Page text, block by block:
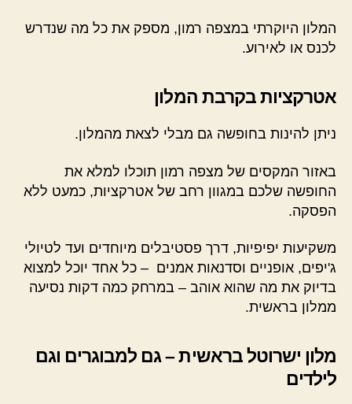
המלון היוקרתי במצפה רמון, מספק את כל מה שנדרש
לכנס או לאירוע.
אטרקציות בקרבת המלון
ניתן להינות בחופשה גם מבלי לצאת מהמלון.
באזור המקסים של מצפה רמון תוכלו למלא את
החופשה שלכם במגוון רחב של אטרקציות, כמעט ללא
הפסקה.
משקיעות יפיפיות, דרך פסטיבלים מיוחדים ועד לטיולי
ג'יפים, אופניים וסדנאות אמנים – כל אחד יוכל למצוא
בדיוק את מה שהוא אוהב – במרחק כמה דקות נסיעה
ממלון בראשית.
מלון ישרוטל בראשית – גם למבוגרים וגם
לילדים